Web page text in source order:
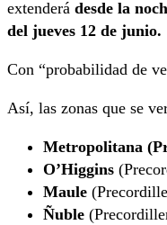
extenderá desde la
del jueves 12 de junio.
Con “probabilidad de
Así, las zonas que se
Metropolitana
O’Higgins
Maule
Ñuble